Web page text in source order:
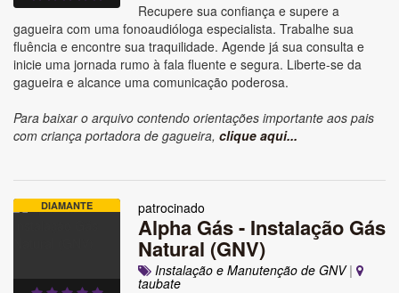
Recupere sua confiança e supere a
gagueira com uma fonoaudióloga especialista. Trabalhe sua
fluência e encontre sua traquilidade. Agende já sua consulta e
inicie uma jornada rumo à fala fluente e segura. Liberte-se da
gagueira e alcance uma comunicação poderosa.
Para baixar o arquivo contendo orientações importante aos pais
com criança portadora de gagueira, clique aqui...
DIAMANTE patrocinado
Alpha Gás - Instalação Gás
Natural (GNV)
Instalação e Manutenção de GNV|
taubate